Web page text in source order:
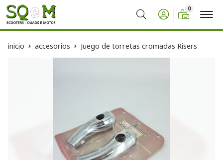
Buscar
0
inicio accesorios Juego de torretas cromadas Risers